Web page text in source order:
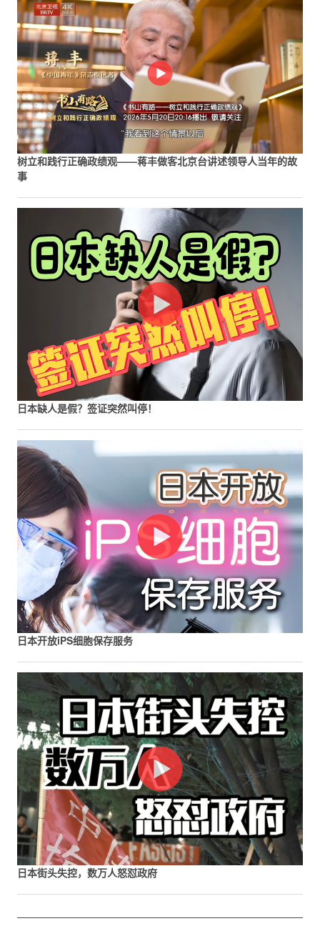
树立和践行正确政绩观——蒋丰做客北京台讲述领导人当年的故
事
日本缺人是假？签证突然叫停！
日本开放iPS细胞保存服务
日本街头失控，数万人怒怼政府